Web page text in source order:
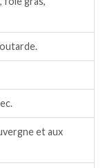
et aux